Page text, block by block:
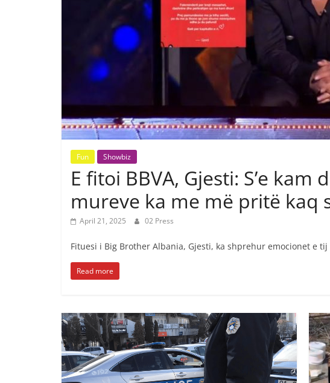
Fun Showbiz
E fitoi BBVA, Gjesti: S’e
mureve ka me më pritë kaq
April 21, 2025 02 Press
Fituesi i Big Brother Albania, Gjesti, ka shprehur emocionet e
Read more